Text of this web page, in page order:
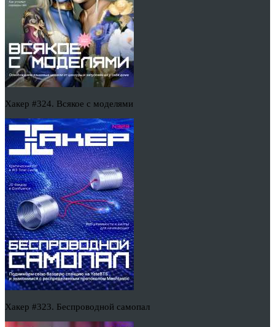
Хакер #324. Всякое с моделями
Хакер #323. Беспроводной самопал